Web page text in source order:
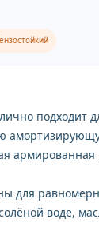
подходит
армированная
для
воде,